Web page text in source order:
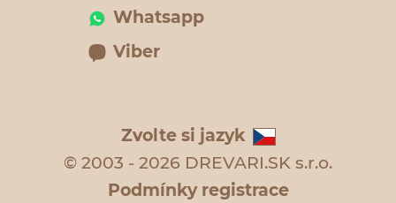
Whatsapp
Viber
Zvolte si jazyk
© 2003 - 2026 DREVARI.SK s.r.o.
Podmínky registrace